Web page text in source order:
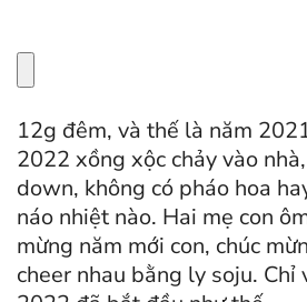
12g đêm, và thế là năm
2022 xồng xộc chảy vào
down, không có pháo hoa
náo nhiệt nào. Hai mẹ con
mừng năm mới con, chúc
cheer nhau bằng ly soju. Chỉ